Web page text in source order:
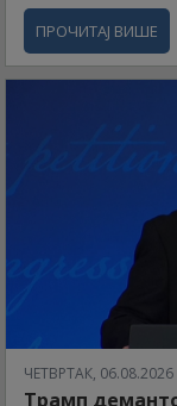
ПРОЧИТАЈ ВИШЕ
ЧЕТВРТАК,
Трамп